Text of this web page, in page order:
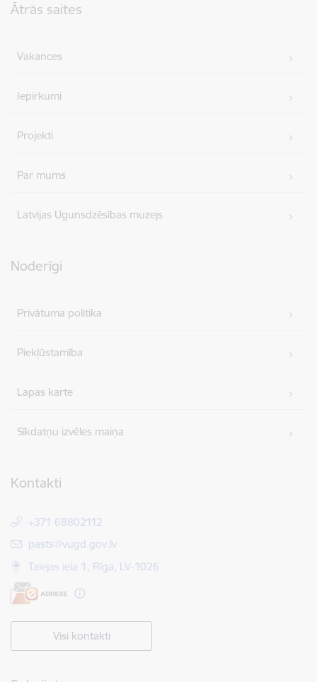
Ātrās saites
Vakances
Iepirkumi
Projekti
Par mums
Latvijas Ugunsdzēsības muzejs
Noderīgi
Privātuma politika
Piekļūstamība
Lapas karte
Sīkdatņu izvēles maiņa
Kontakti
+371 68802112
E-pasts:
pasts@vugd.gov.lv
Talejas iela 1, Rīga, LV-1026
Visi kontakti